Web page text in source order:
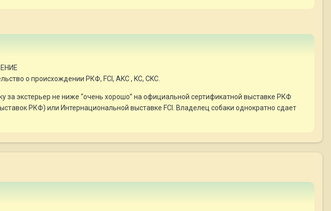
о происхождении РКФ, FCI, AKC , KC, CKC.
за экстерьер не ниже “очень хорошо” на официальной сертификатной выставке РКФ
РКФ) или Интернациональной выставке FCI. Владелец собаки однократно сдает